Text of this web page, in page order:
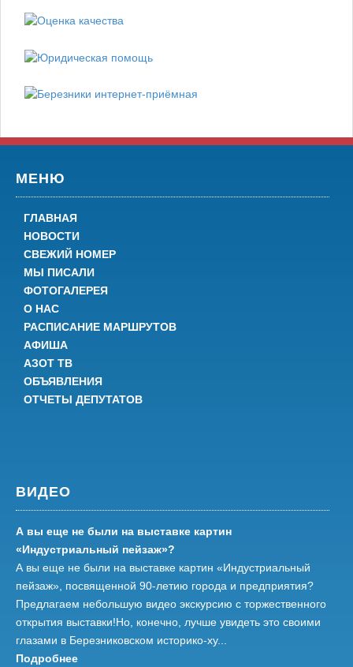
МЕНЮ
ГЛАВНАЯ
НОВОСТИ
СВЕЖИЙ НОМЕР
МЫ ПИСАЛИ
ФОТОГАЛЕРЕЯ
О НАС
РАСПИСАНИЕ МАРШРУТОВ
АФИША
АЗОТ ТВ
ОБЪЯВЛЕНИЯ
ОТЧЕТЫ ДЕПУТАТОВ
ВИДЕО
А вы еще не были на выставке картин
«Индустриальный пейзаж»?
А вы еще не были на выставке картин «Индустриальный
пейзаж», посвященной 90-летию города и предприятия?
Предлагаем небольшую видео экскурсию с торжественного
открытия выставки!Но, конечно, лучше увидеть это своими
глазами в Березниковском историко-ху...
Подробнее